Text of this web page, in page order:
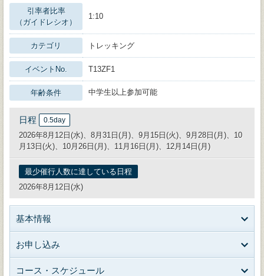
引率者比率
（ガイドレシオ）
1:10
カテゴリ トレッキング
イベントNo. T13ZF1
年齢条件 中学生以上参加可能
日程 0.5day
2026年8月12日(水)、8月31日(月)、9月15日(火)、9月28日(月)、10
月13日(火)、10月26日(月)、11月16日(月)、12月14日(月)
最少催行人数に達している日程
2026年8月12日(水)
基本情報
お申し込み
コース・スケジュール